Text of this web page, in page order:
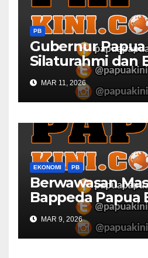
PB
Gubernur
Silaturahmi dan
Bersama DPR RI
Mendagri di IPDN
MAR 11, 2026
EKONOMI PB
Berwawasan
Bappeda Papua
Konsultasi Publik
MAR 9, 2026